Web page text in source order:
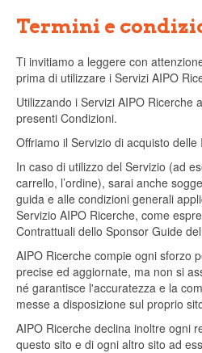
Termini e
Ti invitiamo a leggere con
prima di utilizzare i Servizi AIPO
Utilizzando i Servizi AIPO Ricerche
presenti Condizioni.
Offriamo il Servizio di acquisto
In caso di utilizzo del Servizio (ad
carrello, l’ordine), sarai anche
guida e alle condizioni generali
Servizio AIPO Ricerche, come
Contrattuali dello Sponsor Guide
AIPO Ricerche compie ogni sforzo
precise ed aggiornate, ma non si
né garantisce l'accuratezza e la
messe a disposizione sul proprio
AIPO Ricerche declina inoltre ogni
questo sito e di ogni altro sito ad